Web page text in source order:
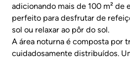
adicionando mais de 100 m² de
perfeito para desfrutar de
sol ou relaxar ao pôr do sol.
A área noturna é composta por
cuidadosamente distribuídos.